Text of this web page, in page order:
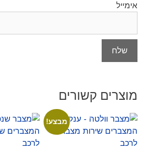
אימייל
מוצרים קשורים
מבצע!